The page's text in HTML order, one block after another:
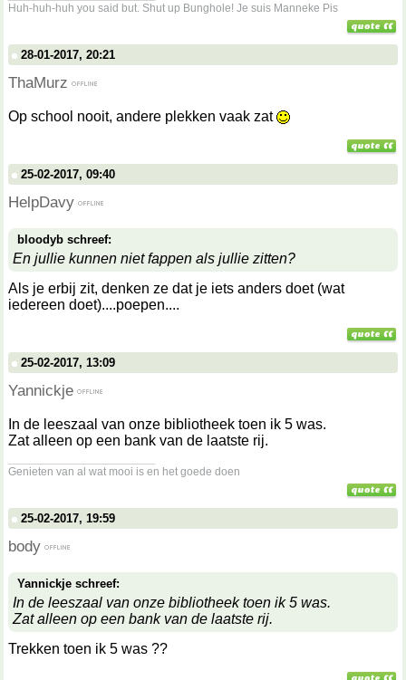
Huh-huh-huh you said but. Shut up Bunghole! Je suis Manneke Pis
28-01-2017, 20:21
ThaMurz
Op school nooit, andere plekken vaak zat
25-02-2017, 09:40
HelpDavy
bloodyb schreef:
En jullie kunnen niet fappen als jullie zitten?
Als je erbij zit, denken ze dat je iets anders doet (wat
iedereen doet)....poepen....
25-02-2017, 13:09
Yannickje
In de leeszaal van onze bibliotheek toen ik 5 was.
Zat alleen op een bank van de laatste rij.
Genieten van al wat mooi is en het goede doen
25-02-2017, 19:59
body
Yannickje schreef:
In de leeszaal van onze bibliotheek toen ik 5 was.
Zat alleen op een bank van de laatste rij.
Trekken toen ik 5 was ??